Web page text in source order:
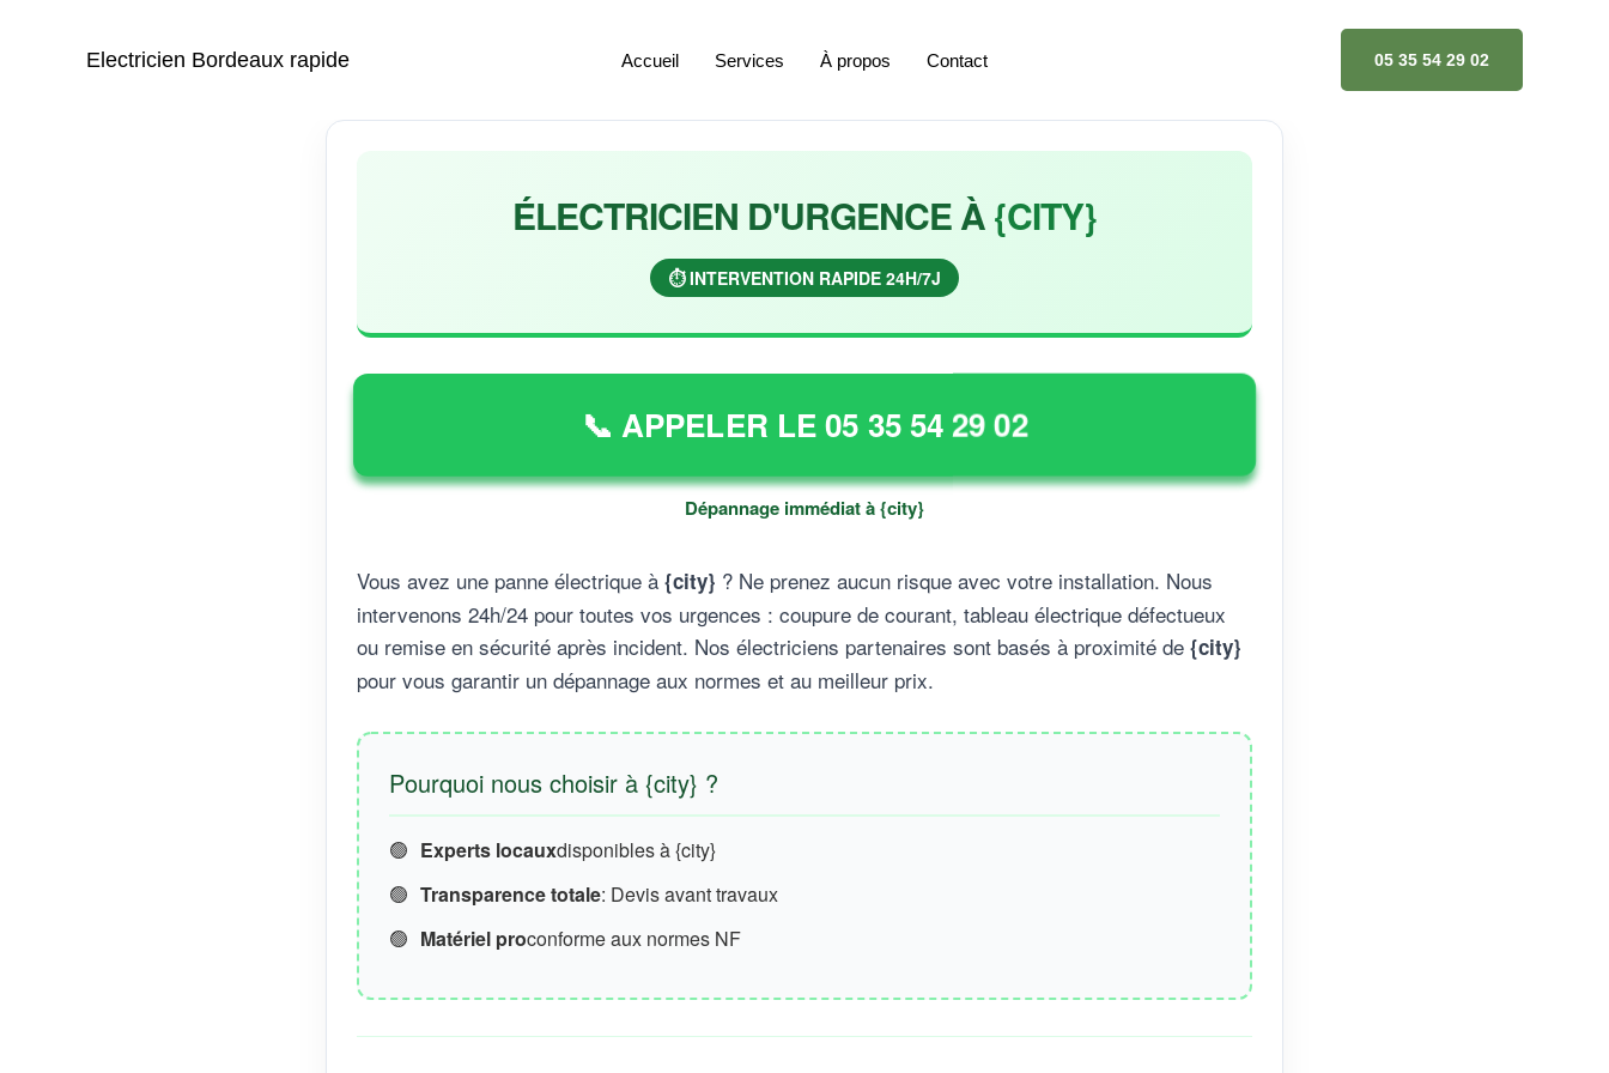
Electricien Bordeaux rapide Accueil Services À propos Contact 05 35 54 29 02
ÉLECTRICIEN D'URGENCE À{CITY}
⏱️ INTERVENTION RAPIDE 24H/7J
📞 APPELER LE 05 35 54 29 02
Dépannage immédiat à {city}
Vous avez une panne électrique à {city} ? Ne prenez aucun risque avec votre installation. Nous
intervenons 24h/24 pour toutes vos urgences : coupure de courant, tableau électrique défectueux
ou remise en sécurité après incident. Nos électriciens partenaires sont basés à proximité de {city}
pour vous garantir un dépannage aux normes et au meilleur prix.
Pourquoi nous choisir à {city} ?
🟢 Experts locauxdisponibles à {city}
🟢 Transparence totale: Devis avant travaux
🟢 Matériel proconforme aux normes NF